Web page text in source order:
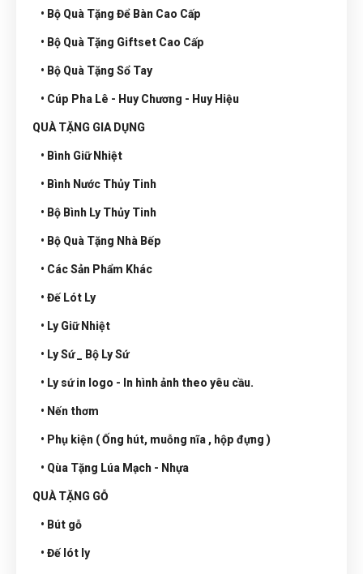
• Bộ Quà Tặng Để Bàn Cao Cấp
• Bộ Quà Tặng Giftset Cao Cấp
• Bộ Quà Tặng Sổ Tay
• Cúp Pha Lê - Huy Chương - Huy Hiệu
QUÀ TẶNG GIA DỤNG
• Bình Giữ Nhiệt
• Bình Nước Thủy Tinh
• Bộ Bình Ly Thủy Tinh
• Bộ Quà Tặng Nhà Bếp
• Các Sản Phẩm Khác
• Đế Lót Ly
• Ly Giữ Nhiệt
• Ly Sứ _ Bộ Ly Sứ
• Ly sứ in logo - In hình ảnh theo yêu cầu.
• Nến thơm
• Phụ kiện ( Ống hút, muỗng nĩa , hộp đựng )
• Qùa Tặng Lúa Mạch - Nhựa
QUÀ TẶNG GỖ
• Bút gỗ
• Đế lót ly